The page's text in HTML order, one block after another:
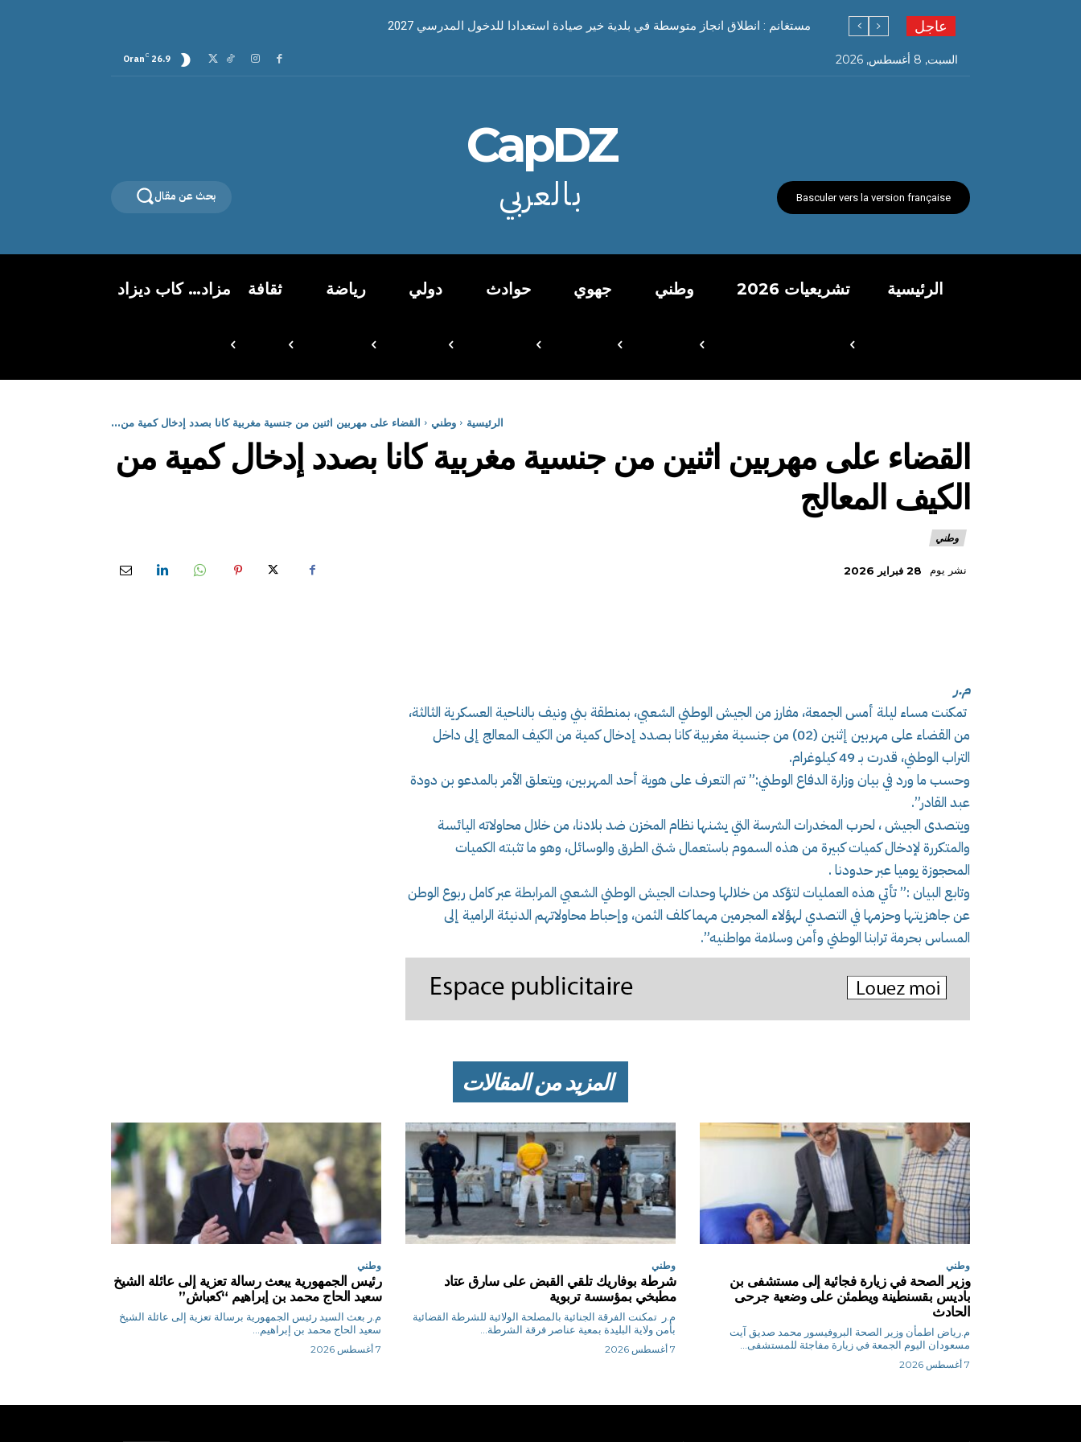
عاجل مستغانم : انطلاق انجاز متوسطة في بلدية خير صيادة استعدادا للدخول المدرسي 2027
السبت, 8 أغسطس, 2026 26.9
C
Oran
Basculer vers la version française
CapDZ
بالعربي بحث عن مقال
الرئيسية تشريعيات 2026 وطني جهوي حوادث دولي رياضة ثقافة مزاد… كاب ديزاد
الرئيسية وطني القضاء على مهربين اثنين من جنسية مغربية كانا بصدد إدخال كمية من...
القضاء على مهربين اثنين من جنسية مغربية كانا بصدد إدخال كمية من
الكيف المعالج
وطني
نشر يوم 28 فبراير 2026
م.ر
تمكنت مساء ليلة أمس الجمعة، مفارز من الجيش الوطني الشعبي، بمنطقة بني ونيف بالناحية العسكرية الثالثة،
من القضاء على مهربين إثنين (02) من جنسية مغربية كانا بصدد إدخال كمية من الكيف المعالج إلى داخل
التراب الوطني، قدرت بـ 49 كيلوغرام.
وحسب ما ورد في بيان وزارة الدفاع الوطني:” تم التعرف على هوية أحد المهربين، ويتعلق الأمر بالمدعو بن دودة
عبد القادر”.
ويتصدى الجيش ، لحرب المخدرات الشرسة التي يشنها نظام المخزن ضد بلادنا، من خلال محاولاته اليائسة
والمتكررة لإدخال كميات كبيرة من هذه السموم باستعمال شتى الطرق والوسائل، وهو ما تثبته الكميات
المحجوزة يوميا عبر حدودنا .
وتابع البيان :” تأتي هذه العمليات لتؤكد من خلالها وحدات الجيش الوطني الشعبي المرابطة عبر كامل ربوع الوطن
عن جاهزيتها وحزمها في التصدي لهؤلاء المجرمين مهما كلف الثمن، وإحباط محاولاتهم الدنيئة الرامية إلى
المساس بحرمة ترابنا الوطني وأمن وسلامة مواطنيه”.
المزيد من المقالات
وطني
وزير الصحة في زيارة فجائية إلى مستشفى بن
باديس بقسنطينة ويطمئن على وضعية جرحى
الحادث
م.رياض اطمأن وزير الصحة البروفيسور محمد صديق آيت
مسعودان اليوم الجمعة في زيارة مفاجئة للمستشفى...
7 أغسطس 2026
وطني
شرطة بوفاريك تلقي القبض على سارق عتاد
مطبخي بمؤسسة تربوية
م.ر تمكنت الفرقة الجنائية بالمصلحة الولائية للشرطة القضائية
بأمن ولاية البليدة بمعية عناصر فرقة الشرطة...
7 أغسطس 2026
وطني
رئيس الجمهورية يبعث رسالة تعزية إلى عائلة الشيخ
سعيد الحاج محمد بن إبراهيم “كعباش”
م.ر بعث السيد رئيس الجمهورية برسالة تعزية إلى عائلة الشيخ
سعيد الحاج محمد بن إبراهيم...
7 أغسطس 2026